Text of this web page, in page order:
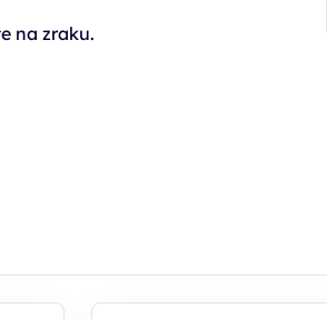
na zraku.